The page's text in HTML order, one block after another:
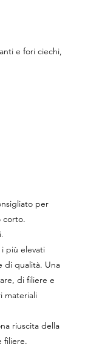
e fori ciechi,
per
corto.
più elevati
di qualità. Una
di filiere e
materiali
riuscita della
filiere.